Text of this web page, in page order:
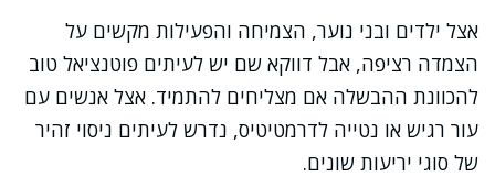
אצל ילדים ובני נוער, הצמיחה והפעילות מקשים על
הצמדה רציפה, אבל דווקא שם יש לעיתים פוטנציאל טוב
להכוונת ההבשלה אם מצליחים להתמיד. אצל אנשים עם
עור רגיש או נטייה לדרמטיטיס, נדרש לעיתים ניסוי זהיר
של סוגי יריעות שונים.